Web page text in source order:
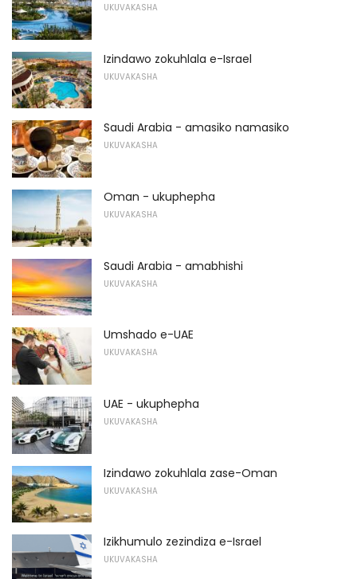
UKUVAKASHA
Izindawo zokuhlala e-Israel
UKUVAKASHA
Saudi Arabia - amasiko namasiko
UKUVAKASHA
Oman - ukuphepha
UKUVAKASHA
Saudi Arabia - amabhishi
UKUVAKASHA
Umshado e-UAE
UKUVAKASHA
UAE - ukuphepha
UKUVAKASHA
Izindawo zokuhlala zase-Oman
UKUVAKASHA
Izikhumulo zezindiza e-Israel
UKUVAKASHA